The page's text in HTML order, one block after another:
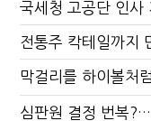
국세청 고공단 인사
전통주 칵테일까지